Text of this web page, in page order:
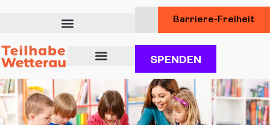
Barriere-Freiheit
SPENDEN